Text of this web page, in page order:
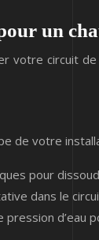
un
circuit
de votre
pour
dans le